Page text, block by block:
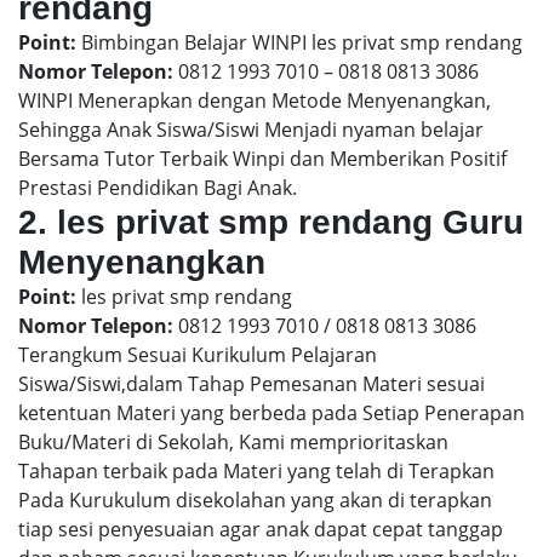
rendang
Point: Bimbingan Belajar WINPI les privat smp rendang
Nomor Telepon: 0812 1993 7010 – 0818 0813 3086
WINPI Menerapkan dengan Metode Menyenangkan,
Sehingga Anak Siswa/Siswi Menjadi nyaman belajar
Bersama Tutor Terbaik Winpi dan Memberikan Positif
Prestasi Pendidikan Bagi Anak.
2. les privat smp rendang Guru
Menyenangkan
Point: les privat smp rendang
Nomor Telepon: 0812 1993 7010 / 0818 0813 3086
Terangkum Sesuai Kurikulum Pelajaran
Siswa/Siswi,dalam Tahap Pemesanan Materi sesuai
ketentuan Materi yang berbeda pada Setiap Penerapan
Buku/Materi di Sekolah, Kami memprioritaskan
Tahapan terbaik pada Materi yang telah di Terapkan
Pada Kurukulum disekolahan yang akan di terapkan
tiap sesi penyesuaian agar anak dapat cepat tanggap